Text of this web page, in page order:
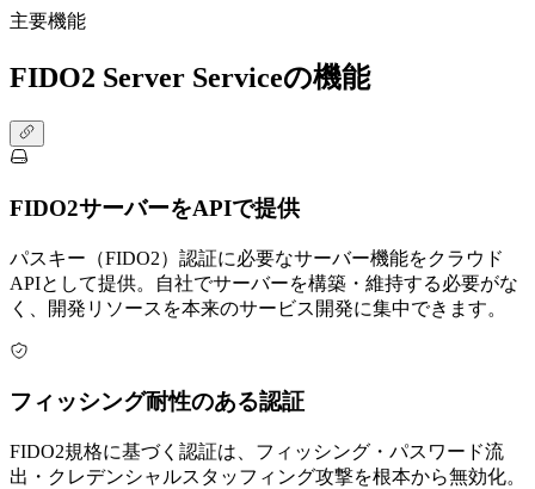
主要機能
FIDO2 Server Serviceの機能
FIDO2サーバーをAPIで提供
パスキー（FIDO2）認証に必要なサーバー機能をクラウド
APIとして提供。自社でサーバーを構築・維持する必要がな
く、開発リソースを本来のサービス開発に集中できます。
フィッシング耐性のある認証
FIDO2規格に基づく認証は、フィッシング・パスワード流
出・クレデンシャルスタッフィング攻撃を根本から無効化。